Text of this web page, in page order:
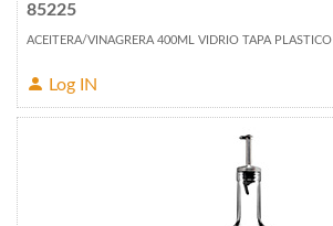
85225
ACEITERA/VINAGRERA 400ML VIDRIO TAPA PLASTICO
Log IN